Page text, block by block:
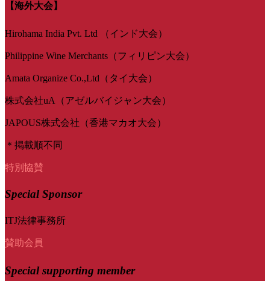
【海外大会】
Hirohama India Pvt. Ltd （インド大会）
Philippine Wine Merchants（フィリピン大会）
Amata Organize Co.,Ltd（タイ大会）
株式会社uA（アゼルバイジャン大会）
JAPOUS株式会社（香港マカオ大会）
＊掲載順不同
特別協賛
Special Sponsor
ITJ法律事務所
賛助会員
Specialsupporting member